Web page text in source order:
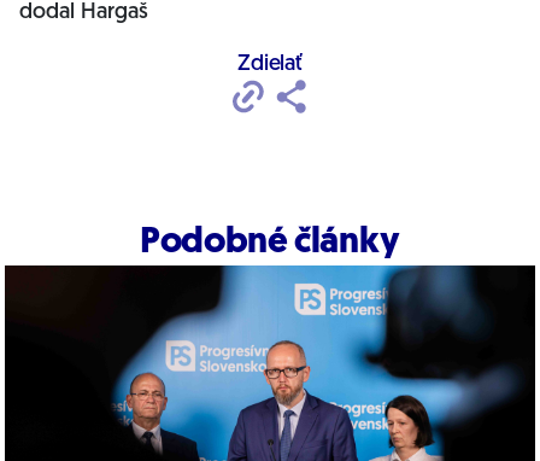
dodal Hargaš
Zdielať
Podobné články